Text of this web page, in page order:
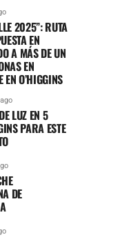
2025”: RUTA
EN
A MÁS DE UN
EN
O’HIGGINS
LUZ EN 5
PARA ESTE
DE